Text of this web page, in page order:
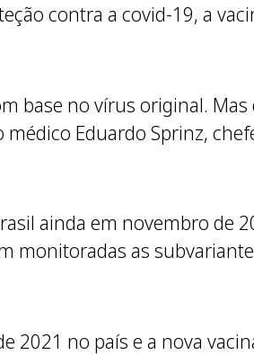
contra a covid-19, a
base no vírus original.
Eduardo Sprinz,
ainda em novembro de
monitoradas as
2021 no país e a nova